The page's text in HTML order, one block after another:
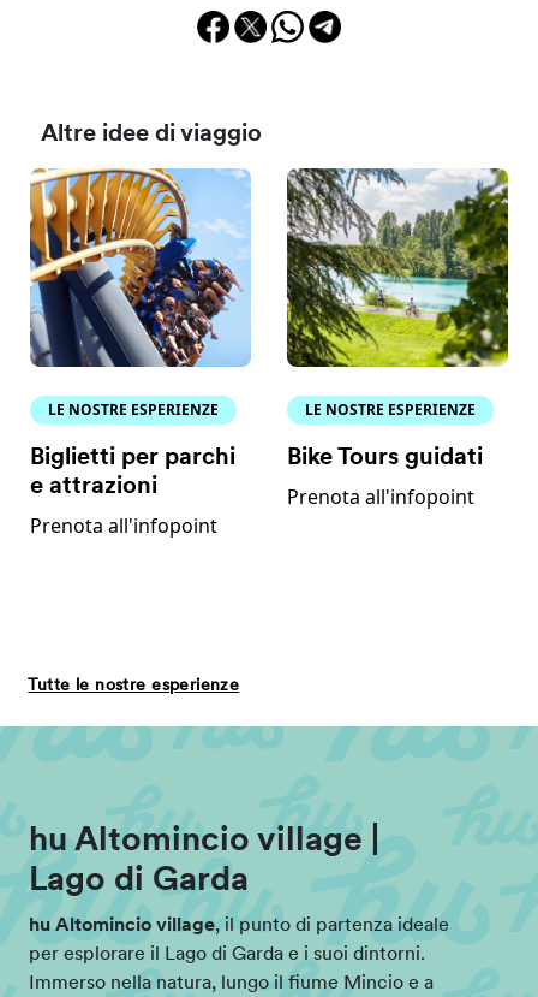
Altre idee di viaggio
LE NOSTRE ESPERIENZE
Biglietti per parchi
e attrazioni
Prenota all'infopoint
LE NOSTRE ESPERIENZE
Bike Tours guidati
Prenota all'infopoint
Tutte le nostre esperienze
hu Altomincio village |
Lago di Garda
hu Altomincio village, il punto di partenza ideale
per esplorare il Lago di Garda e i suoi dintorni.
Immerso nella natura, lungo il fiume Mincio e a